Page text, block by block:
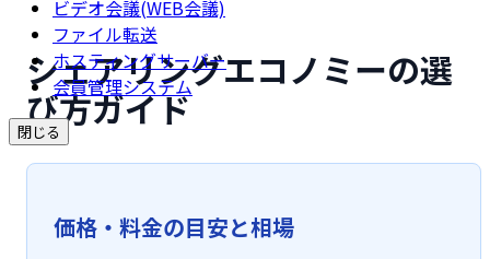
ビデオ会議(WEB会議)
ファイル転送
ホスティングサーバー
会員管理システム
閉じる
シェアリングエコノミーの選
び方ガイド
価格・料金の目安と相場